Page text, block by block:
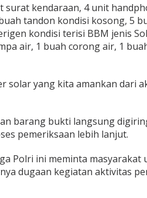
kendaraan, 4 unit
tandon kondisi kosong, 5
kondisi terisi BBM jenis
air, 1 buah corong air, 1
solar yang kita amankan dari
barang bukti langsung
pemeriksaan lebih lanjut.
Polri ini meminta masyarakat
dugaan kegiatan aktivitas